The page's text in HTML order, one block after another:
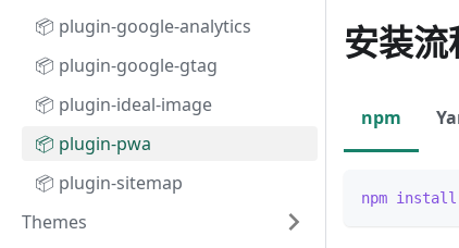
📦 plugin-google-analytics
📦 plugin-google-gtag
📦 plugin-ideal-image
📦 plugin-pwa
📦 plugin-sitemap
Themes
安装流
npm
npm install